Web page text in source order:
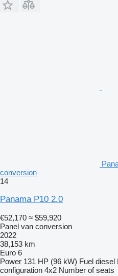
conversion
14
Panama P10 2.0
€52,170 ≈ $59,920
Panel van conversion
2022
38,153 km
Euro 6
Power 131 HP (96 kW) Fuel diesel
configuration 4x2 Number of seats